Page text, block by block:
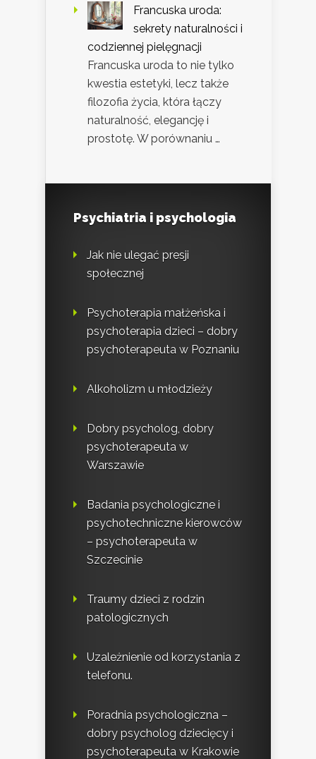
Francuska uroda:
sekrety naturalności i
codziennej pielęgnacji
Francuska uroda to nie tylko
kwestia estetyki, lecz także
filozofia życia, która łączy
naturalność, elegancję i
prostotę. W porównaniu …
Psychiatria i psychologia
Jak nie ulegać presji
społecznej
Psychoterapia małżeńska i
psychoterapia dzieci – dobry
psychoterapeuta w Poznaniu
Alkoholizm u młodzieży
Dobry psycholog, dobry
psychoterapeuta w
Warszawie
Badania psychologiczne i
psychotechniczne kierowców
– psychoterapeuta w
Szczecinie
Traumy dzieci z rodzin
patologicznych
Uzależnienie od korzystania z
telefonu.
Poradnia psychologiczna –
dobry psycholog dziecięcy i
psychoterapeuta w Krakowie